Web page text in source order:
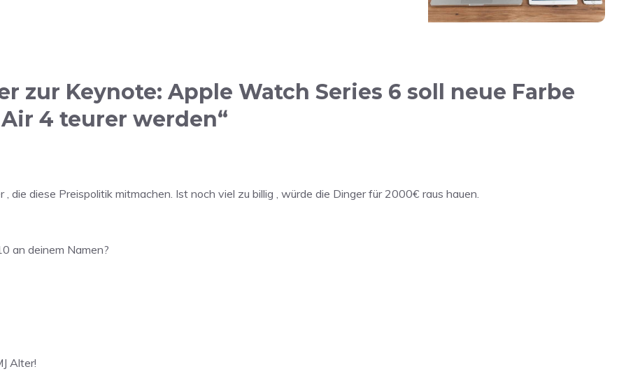
zur Keynote: Apple Watch Series 6 soll neue Farbe
4 teurer werden“
die diese Preispolitik mitmachen. Ist noch viel zu billig , würde die Dinger für 2000€ raus hauen.
an deinem Namen?
Alter!